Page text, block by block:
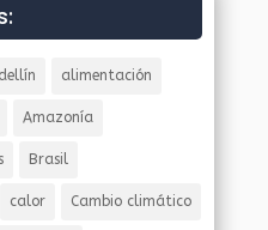
alimentación
Amazonía
Brasil
calor Cambio climático